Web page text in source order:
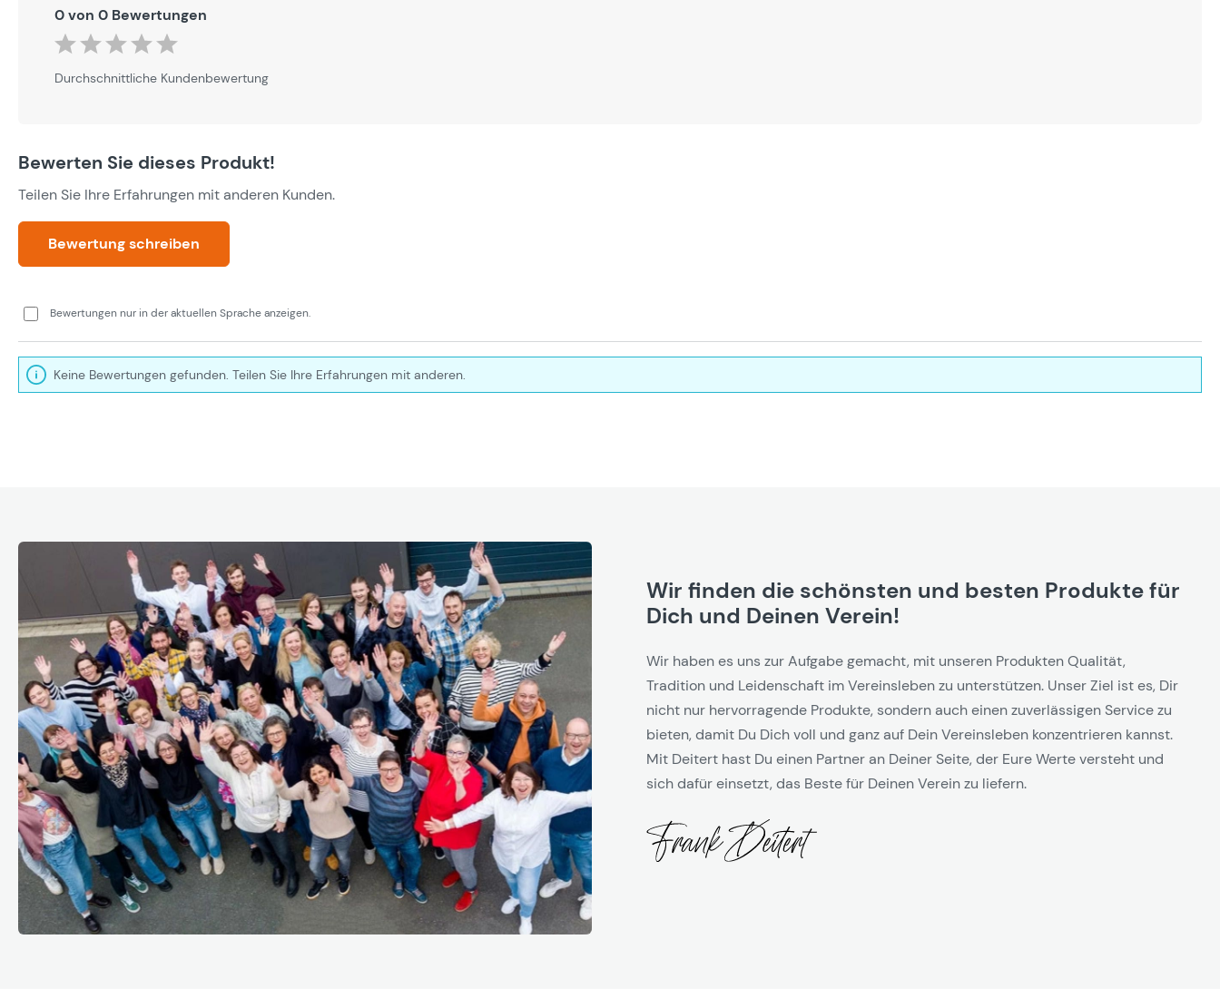
0 von 0 Bewertungen
Durchschnittliche Bewertung von 0 von 5 Sternen
Durchschnittliche Kundenbewertung
Bewerten Sie dieses Produkt!
Teilen Sie Ihre Erfahrungen mit anderen Kunden.
Bewertung schreiben
Bewertungen nur in der aktuellen Sprache anzeigen.
Keine Bewertungen gefunden. Teilen Sie Ihre Erfahrungen mit anderen.
Wir finden die schönsten und besten Produkte für
Dich und Deinen Verein!
Wir haben es uns zur Aufgabe gemacht, mit unseren Produkten Qualität,
Tradition und Leidenschaft im Vereinsleben zu unterstützen. Unser Ziel ist es, Dir
nicht nur hervorragende Produkte, sondern auch einen zuverlässigen Service zu
bieten, damit Du Dich voll und ganz auf Dein Vereinsleben konzentrieren kannst.
Mit Deitert hast Du einen Partner an Deiner Seite, der Eure Werte versteht und
sich dafür einsetzt, das Beste für Deinen Verein zu liefern.